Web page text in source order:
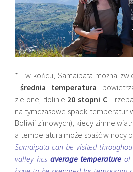
* I w końcu, Samaipata można
średnia temperatura
zielonej dolinie 20 stopni C.
na tymczasowe spadki temperatur
Boliwii zimowych), kiedy zimne
a temperatura może spaść w nocy
Samaipata can be visited
valley has average temperature of